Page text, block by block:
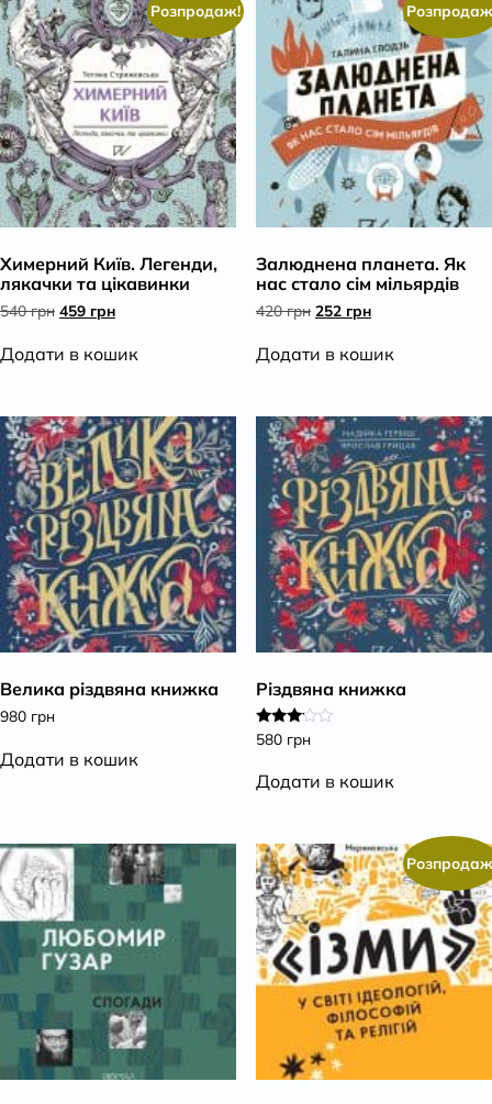
Розпродаж!
Химерний Київ. Легенди,
лякачки та цікавинки
540грн Оригінальна
459 грнПоточна
Додати в кошик
Залюднена планета. Як
нас стало сім мільярдів
420грн Оригінальна
252 грнПоточна
Додати в кошик
Велика різдвяна книжка
980 грн
Додати в кошик
Різдвяна книжка
Оцінено
в
з 5
580 грн
Додати в кошик